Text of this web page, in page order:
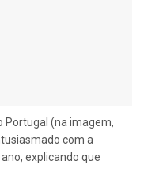
Portugal (na imagem,
com a
explicando que